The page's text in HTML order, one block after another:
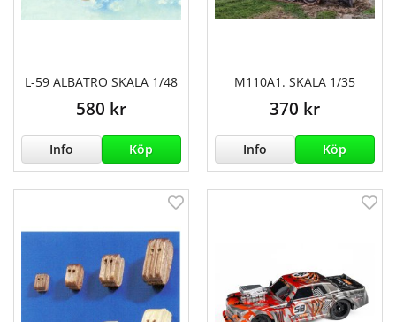
L-59 ALBATRO SKALA 1/48
580 kr
Info Köp
M110A1. SKALA 1/35
370 kr
Info Köp